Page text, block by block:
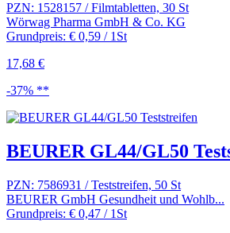
PZN: 1528157 / Filmtabletten, 30 St
Wörwag Pharma GmbH & Co. KG
Grundpreis: € 0,59 / 1St
17,68 €
-37% **
BEURER GL44/GL50
PZN: 7586931 / Teststreifen, 50 St
BEURER GmbH Gesundheit und Wohlb...
Grundpreis: € 0,47 / 1St